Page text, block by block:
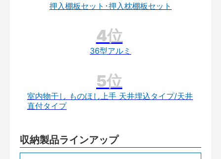
押入棚板セット･押入枕棚板セット
36型アルミ
室内物干し ものほし上手 天井埋込タイプ/天井
直付タイプ
収納製品ラインアップ